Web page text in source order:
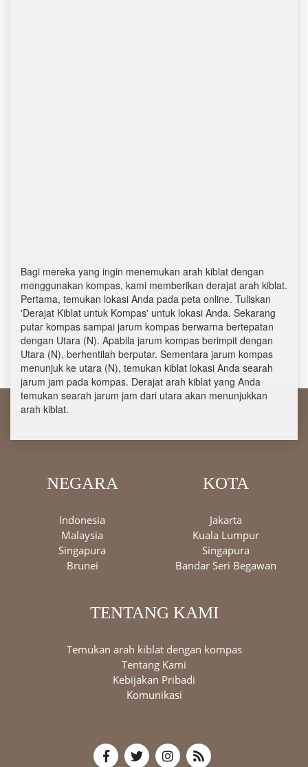
Bagi mereka yang ingin menemukan arah kiblat dengan
menggunakan kompas, kami memberikan derajat arah kiblat.
Pertama, temukan lokasi Anda pada peta online. Tuliskan
'Derajat Kiblat untuk Kompas' untuk lokasi Anda. Sekarang
putar kompas sampai jarum kompas berwarna bertepatan
dengan Utara (N). Apabila jarum kompas berimpit dengan
Utara (N), berhentilah berputar. Sementara jarum kompas
menunjuk ke utara (N), temukan kiblat lokasi Anda searah
jarum jam pada kompas. Derajat arah kiblat yang Anda
temukan searah jarum jam dari utara akan menunjukkan
arah kiblat.
NEGARA
Indonesia
Malaysia
Singapura
Brunei
KOTA
Jakarta
Kuala Lumpur
Singapura
Bandar Seri Begawan
TENTANG KAMI
Temukan arah kiblat dengan kompas
Tentang Kami
Kebijakan Pribadi
Komunikasi